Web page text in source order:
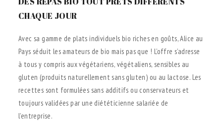
CHAQUE JOUR
Avec sa gamme de plats individuels bio riches en goûts, Alice au
Pays séduit les amateurs de bio mais pas que ! L’offre s’adresse
à tous y compris aux végétariens, végétaliens, sensibles au
gluten (produits naturellement sans gluten) ou au lactose. Les
recettes sont formulées sans additifs ou conservateurs et
toujours validées par une diététicienne salariée de
l’entreprise.